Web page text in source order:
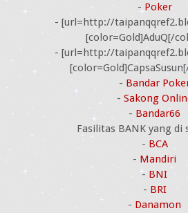
- Poker
- [url=http://
[color=Gold]AduQ[/
- [url=http://
- Bandar
- Sakong
- Bandar66
Fasilitas BANK yang di
- BCA
- Mandiri
- BNI
- BRI
- Danamon